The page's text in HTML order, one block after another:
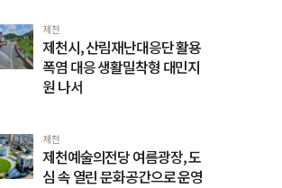
제천
제천시, 산림재난대응단 활용
폭염 대응 생활밀착형 대민지
원 나서
제천
제천예술의전당 여름광장, 도
심 속 열린 문화공간으로 운영